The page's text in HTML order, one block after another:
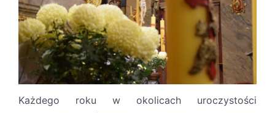
Każdego roku w okolicach uroczystości